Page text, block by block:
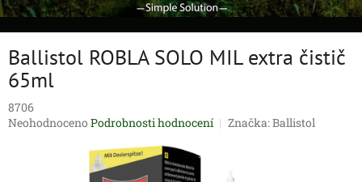
Ballistol ROBLA SOLO MIL extra čistič
65ml
8706
Průměrné
Neohodnoceno Podrobnosti hodnocení Značka:Ballistol